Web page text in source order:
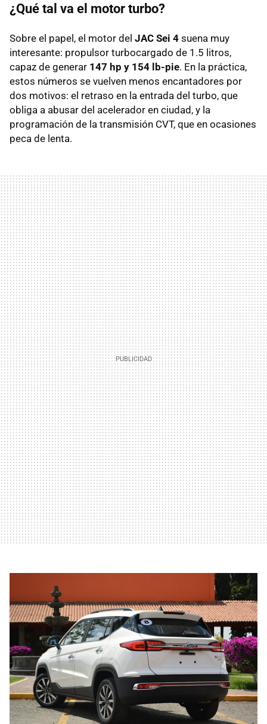
¿Qué tal va el motor turbo?
Sobre el papel, el motor del JAC Sei 4 suena muy
interesante: propulsor turbocargado de 1.5 litros,
capaz de generar 147 hp y 154 lb-pie. En la práctica,
estos números se vuelven menos encantadores por
dos motivos: el retraso en la entrada del turbo, que
obliga a abusar del acelerador en ciudad, y la
programación de la transmisión CVT, que en ocasiones
peca de lenta.